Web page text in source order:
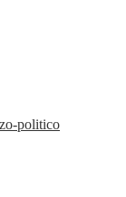
politico